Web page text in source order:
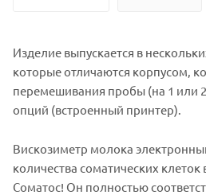
Изделие выпускается в
которые отличаются корпусом,
перемешивания пробы (на 1 или
опций (встроенный принтер).
Вискозиметр молока
количества соматических
Соматос! Он полностью